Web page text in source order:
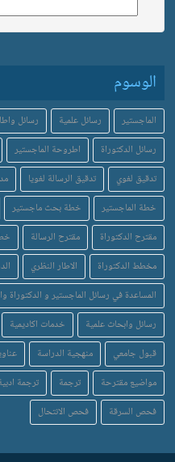
الوسوم
الماجستير رسائل علمية رسائل
رسائل الدكتوراة
اطروحة الماجستير
تدقيق لغوي
تدقيق الرسالة لغويا
خطة الماجستير
خطة بحث ماجستير
مقترح الدكتوراة
مقترح الرسالة
مخطط الدكتوراة
الاطار النظري
المساعدة في رسائل الماجستير و الدكتوراة
رسائل وابحاث علمية
خدمات اكاديمية
قبول جامعي
منهجية الدراسة
مواضيع مقترحة
ترجمة ترجمة
فحص السرقة
فحص الانتحال